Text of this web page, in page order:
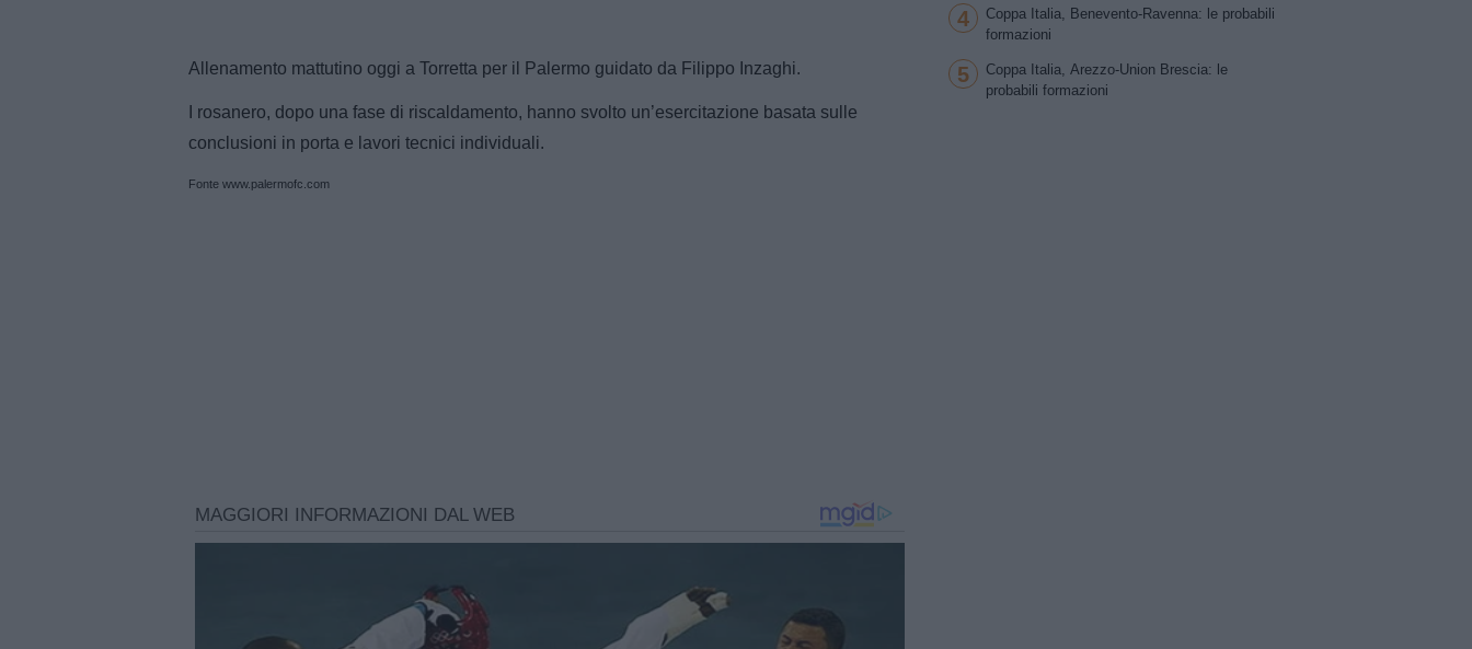
Allenamento mattutino oggi a Torretta per il Palermo guidato da Filippo Inzaghi.
I rosanero, dopo una fase di riscaldamento, hanno svolto un’esercitazione basata sulle
conclusioni in porta e lavori tecnici individuali.
Fonte www.palermofc.com
4
Coppa Italia, Benevento-Ravenna: le probabili
formazioni
5
Coppa Italia, Arezzo-Union Brescia: le
probabili formazioni